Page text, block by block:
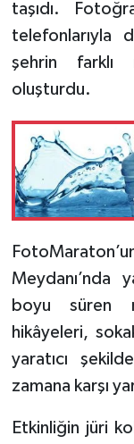
taşıdı.
telefonlarıyla
şehrin farklı
oluşturdu.
Meydanı’nda
boyu süren
hikâyeleri,
yaratıcı
zamana karşı
Etkinliğin jüri